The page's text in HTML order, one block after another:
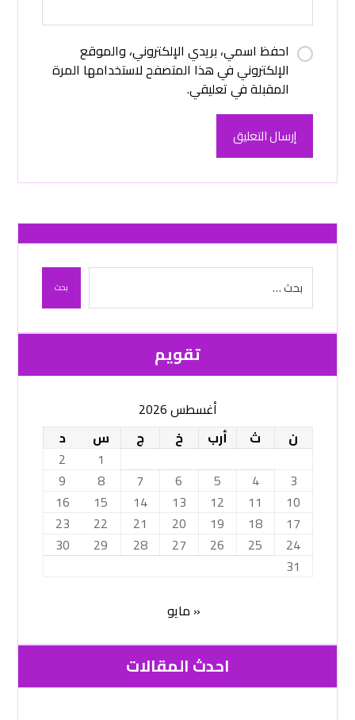
احفظ اسمي، بريدي الإلكتروني، والموقع
الإلكتروني في هذا المتصفح لاستخدامها المرة
المقبلة في تعليقي.
إرسال التعليق
بحث
تقویم
أغسطس 2026
ن
ث أرب خ ج س
د
1
2
3
4
5
6
7
8
9
10
11
12
13
14
15
16
17
18
19
20
21
22
23
24
25
26
27
28
29
30
31
« مايو
احدث المقالات